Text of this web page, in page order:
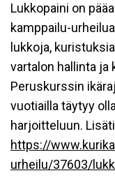
Lukkopaini on
kamppailu-
lukkoja,
vartalon hallinta
Peruskurssin
vuotiailla täytyy
harjoitteluun.
https://
urheilu/37603/